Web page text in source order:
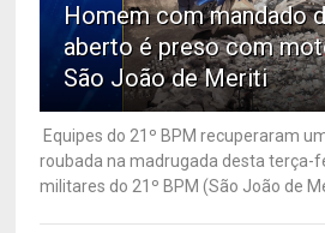
Homem com mandado
aberto é preso com
São João de Meriti
Equipes do 21º BPM recuperaram
roubada na madrugada desta terça-
militares do 21º BPM (São João de